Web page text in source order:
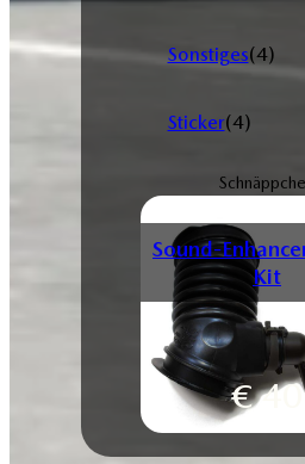
Sonstiges(4)
Sticker(4)
Sound-
Kit
€40